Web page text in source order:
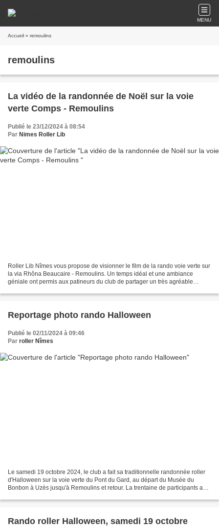
MENU
Accueil » remoulins
remoulins
La vidéo de la randonnée de Noël sur la voie
verte Comps - Remoulins
Publié le 23/12/2024 à 08:54
Par Nimes Roller Lib
Roller Lib Nîmes vous propose de visionner le film de la rando voie verte sur
la via Rhôna Beaucaire - Remoulins. Un temps idéal et une ambiance
géniale ont permis aux patineurs du club de partager un très agréable
Reportage photo rando Halloween
Publié le 02/11/2024 à 09:46
Par roller Nîmes
Le samedi 19 octobre 2024, le club a fait sa traditionnelle randonnée roller
d'Halloween sur la voie verte du Pont du Gard, au départ du Musée du
Bonbon à Uzès jusqu'à Remoulins et retour. La trentaine de participants a
Rando roller Halloween, samedi 19 octobre